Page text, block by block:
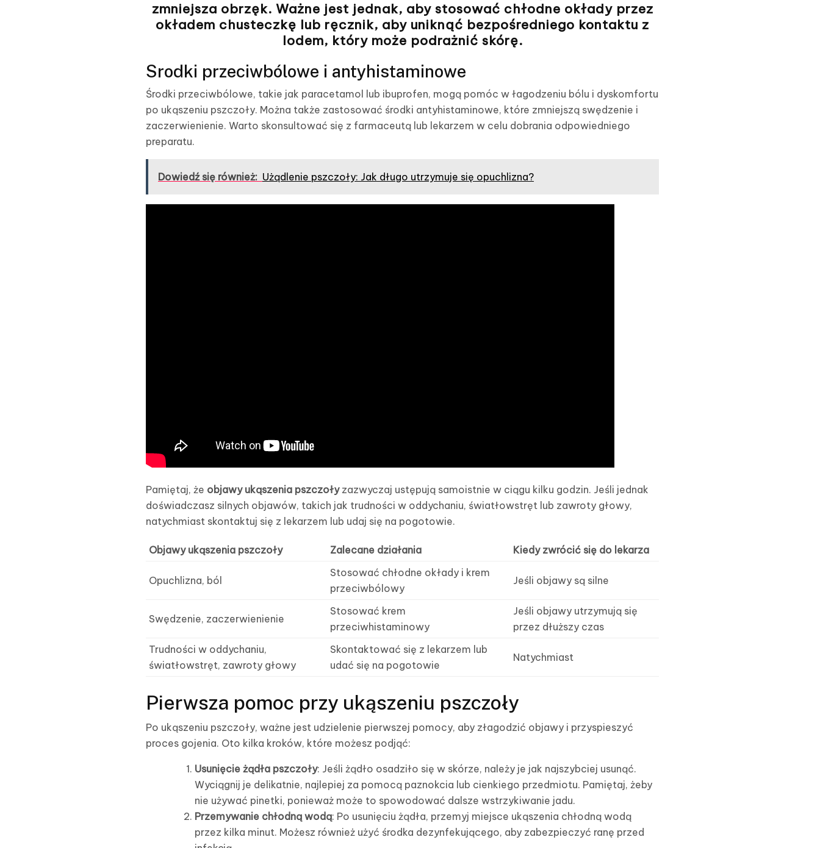
zmniejsza obrzęk. Ważne jest jednak, aby stosować chłodne okłady przez
okładem chusteczkę lub ręcznik, aby uniknąć bezpośredniego kontaktu z
lodem, który może podrażnić skórę.
Srodki przeciwbólowe i antyhistaminowe
Środki przeciwbólowe, takie jak paracetamol lub ibuprofen, mogą pomóc w łagodzeniu bólu i dyskomfortu
po ukąszeniu pszczoły. Można także zastosować środki antyhistaminowe, które zmniejszą swędzenie i
zaczerwienienie. Warto skonsultować się z farmaceutą lub lekarzem w celu dobrania odpowiedniego
preparatu.
Dowiedź się również: Użądlenie pszczoły: Jak długo utrzymuje się opuchlizna?
Pamiętaj, że objawy ukąszenia pszczołyzazwyczaj ustępują samoistnie w ciągu kilku godzin. Jeśli jednak
doświadczasz silnych objawów, takich jak trudności w oddychaniu, światłowstręt lub zawroty głowy,
natychmiast skontaktuj się z lekarzem lub udaj się na pogotowie.
Objawy ukąszenia pszczoły Zalecane działania Kiedy zwrócić się do lekarza
Opuchlizna, ból
Stosować chłodne okłady i krem
przeciwbólowy
Jeśli objawy są silne
Swędzenie, zaczerwienienie
Stosować krem
przeciwhistaminowy
Jeśli objawy utrzymują się
przez dłuższy czas
Trudności w oddychaniu,
światłowstręt, zawroty głowy
Skontaktować się z lekarzem lub
udać się na pogotowie
Natychmiast
Pierwsza pomoc przy ukąszeniu pszczoły
Po ukąszeniu pszczoły, ważne jest udzielenie pierwszej pomocy, aby złagodzić objawy i przyspieszyć
proces gojenia. Oto kilka kroków, które możesz podjąć:
Usunięcie żądła pszczoły: Jeśli żądło osadziło się w skórze, należy je jak najszybciej usunąć.
Wyciągnij je delikatnie, najlepiej za pomocą paznokcia lub cienkiego przedmiotu. Pamiętaj, żeby
nie używać pinetki, ponieważ może to spowodować dalsze wstrzykiwanie jadu.
Przemywanie chłodną wodą: Po usunięciu żądła, przemyj miejsce ukąszenia chłodną wodą
przez kilka minut. Możesz również użyć środka dezynfekującego, aby zabezpieczyć ranę przed